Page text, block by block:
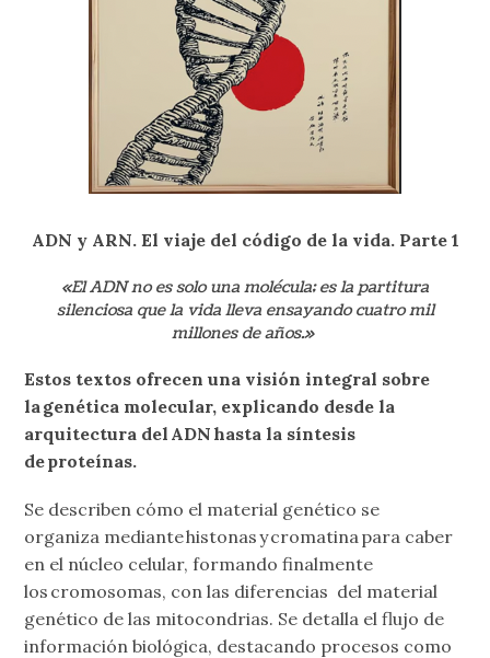
ADN y ARN. El viaje del código de lavida. Parte 1
«El ADN no es solo una molécula; es la partitura
silenciosa que la vida lleva ensayando cuatro mil
millones de años.»
Estos textos ofrecen una visión integral sobre
la genética molecular, explicando desde la
arquitectura del ADN hasta la síntesis
de proteínas.
Se describen cómo el material genético se
organiza mediante histonas y cromatina para caber
en el núcleo celular, formando finalmente
los cromosomas, con las diferencias del material
genético de las mitocondrias. Se detalla el flujo de
información biológica, destacando procesos como